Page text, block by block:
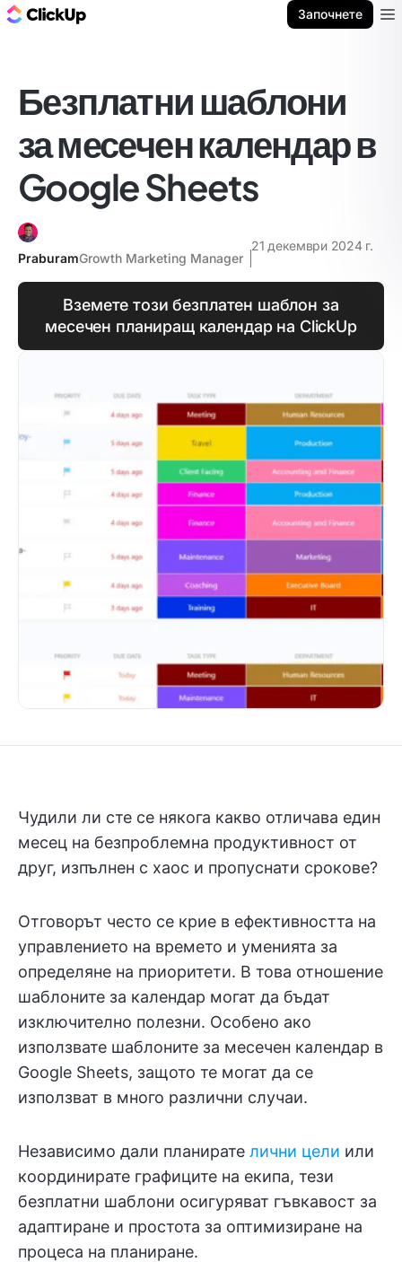
Започнете
Безплатни шаблони
за месечен календар в
Google Sheets
PraburamGrowth Marketing Manager
21 декември 2024 г.
Вземете този безплатен шаблон за
месечен планиращ календар на ClickUp
Чудили ли сте се някога какво отличава един
месец на безпроблемна продуктивност от
друг, изпълнен с хаос и пропуснати срокове?
Отговорът често се крие в ефективността на
управлението на времето и уменията за
определяне на приоритети. В това отношение
шаблоните за календар могат да бъдат
изключително полезни. Особено ако
използвате шаблоните за месечен календар в
Google Sheets, защото те могат да се
използват в много различни случаи.
Независимо дали планирате лични цели или
координирате графиците на екипа, тези
безплатни шаблони осигуряват гъвкавост за
адаптиране и простота за оптимизиране на
процеса на планиране.